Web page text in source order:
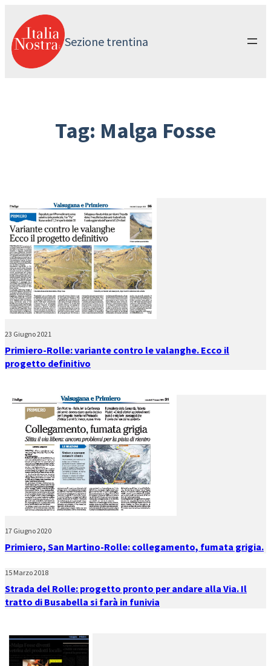
contenuto
Sezione trentina
Tag: Malga Fosse
23 Giugno 2021
Primiero-Rolle: variante contro le valanghe. Ecco il
progetto definitivo
17 Giugno 2020
Primiero, San Martino-Rolle: collegamento, fumata grigia.
15 Marzo 2018
Strada del Rolle: progetto pronto per andare alla Via. Il
tratto di Busabella si farà in funivia